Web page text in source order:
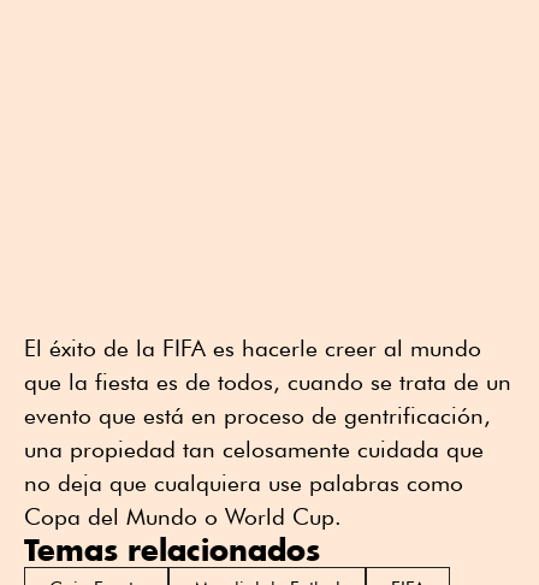
El éxito de la FIFA es hacerle creer al mundo
que la fiesta es de todos, cuando se trata de un
evento que está en proceso de gentrificación,
una propiedad tan celosamente cuidada que
no deja que cualquiera use palabras como
Copa del Mundo o World Cup.
Temas relacionados